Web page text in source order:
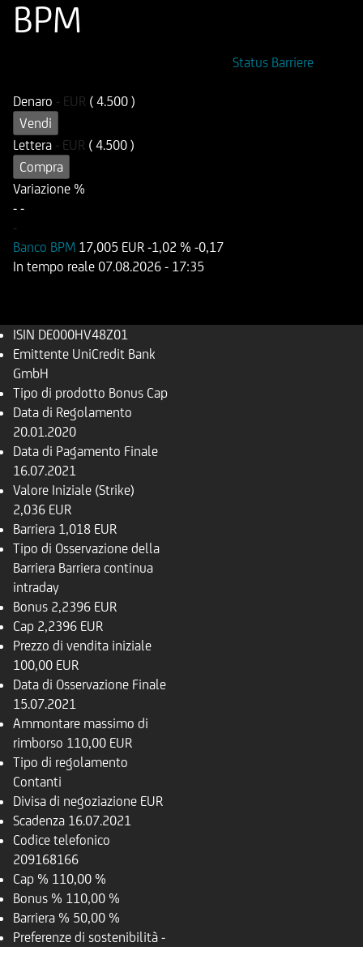
BPM
Status Barriere
Denaro - EUR ( 4.500 )
Vendi
Lettera - EUR ( 4.500 )
Compra
Variazione %
- -
-
Banco BPM 17,005 EUR -1,02 % -0,17
In tempo reale 07.08.2026 - 17:35
ISIN DE000HV48Z01
Emittente UniCredit Bank
GmbH
Tipo di prodotto Bonus Cap
Data di Regolamento
20.01.2020
Data di Pagamento Finale
16.07.2021
Valore Iniziale (Strike)
2,036 EUR
Barriera 1,018 EUR
Tipo di Osservazione della
Barriera Barriera continua
intraday
Bonus 2,2396 EUR
Cap 2,2396 EUR
Prezzo di vendita iniziale
100,00 EUR
Data di Osservazione Finale
15.07.2021
Ammontare massimo di
rimborso 110,00 EUR
Tipo di regolamento
Contanti
Divisa di negoziazione EUR
Scadenza 16.07.2021
Codice telefonico
209168166
Cap % 110,00 %
Bonus % 110,00 %
Barriera % 50,00 %
Preferenze di sostenibilità -